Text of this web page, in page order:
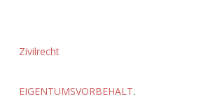
Zivilrecht
EIGENTUMSVORBEHALT,